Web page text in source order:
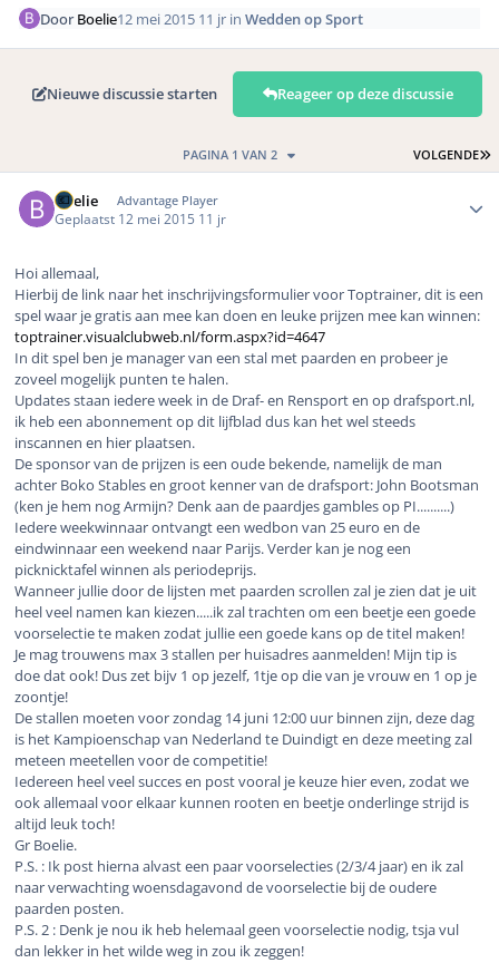
DoorBoelie12 mei 2015 11 jr inWedden op Sport
Nieuwe discussie starten Reageer op deze discussie
VOLGENDE
PAGINA 1 VAN 2
Boelie Advantage Player
Geplaatst 12 mei 2015 11 jr
Hoi allemaal,
Hierbij de link naar het inschrijvingsformulier voor Toptrainer, dit is een
spel waar je gratis aan mee kan doen en leuke prijzen mee kan winnen:
toptrainer.visualclubweb.nl/form.aspx?id=4647
In dit spel ben je manager van een stal met paarden en probeer je
zoveel mogelijk punten te halen.
Updates staan iedere week in de Draf- en Rensport en op drafsport.nl,
ik heb een abonnement op dit lijfblad dus kan het wel steeds
inscannen en hier plaatsen.
De sponsor van de prijzen is een oude bekende, namelijk de man
achter Boko Stables en groot kenner van de drafsport: John Bootsman
(ken je hem nog Armijn? Denk aan de paardjes gambles op PI..........)
Iedere weekwinnaar ontvangt een wedbon van 25 euro en de
eindwinnaar een weekend naar Parijs. Verder kan je nog een
picknicktafel winnen als periodeprijs.
Wanneer jullie door de lijsten met paarden scrollen zal je zien dat je uit
heel veel namen kan kiezen.....ik zal trachten om een beetje een goede
voorselectie te maken zodat jullie een goede kans op de titel maken!
Je mag trouwens max 3 stallen per huisadres aanmelden! Mijn tip is
doe dat ook! Dus zet bijv 1 op jezelf, 1tje op die van je vrouw en 1 op je
zoontje!
De stallen moeten voor zondag 14 juni 12:00 uur binnen zijn, deze dag
is het Kampioenschap van Nederland te Duindigt en deze meeting zal
meteen meetellen voor de competitie!
Iedereen heel veel succes en post vooral je keuze hier even, zodat we
ook allemaal voor elkaar kunnen rooten en beetje onderlinge strijd is
altijd leuk toch!
Gr Boelie.
P.S. : Ik post hierna alvast een paar voorselecties (2/3/4 jaar) en ik zal
naar verwachting woensdagavond de voorselectie bij de oudere
paarden posten.
P.S. 2 : Denk je nou ik heb helemaal geen voorselectie nodig, tsja vul
dan lekker in het wilde weg in zou ik zeggen!